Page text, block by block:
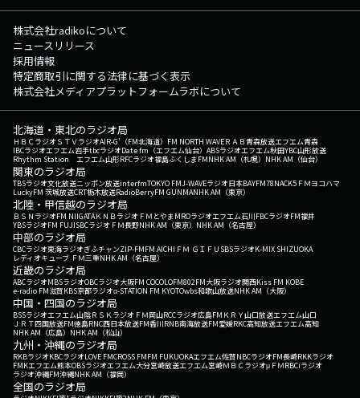
株式会社radikoについて
ニュースリリース
採用情報
特定商取引に関する法律に基づく表示
株式会社メディアプラットフォームラボについて
北海道・東北のラジオ局
ＨＢＣラジオＳＴＶラジオAIR-G'（FM北海道） FM NORTH WAVEＲＡＢ青森放送エフエム青森
IBCラジオエフエム岩手tbcラジオDate fm（エフエム仙台） ABSラジオエフエム秋田YBC山形放送
Rhythm Station エフエム山形RFCラジオ福島ふくしまFMNHK AM（札幌） NHK AM（仙台）
関東のラジオ局
TBSラジオ文化放送ニッポン放送interfmTOKYO FMJ-WAVEラジオ日本BAYFM78NACK5 ＦＭヨコハマ
LuckyFM 茨城放送CRT栃木放送RadioBerryFM GUNMANHK AM（東京）
北陸・甲信越のラジオ局
ＢＳＮラジオFM NIIGATAＫＮＢラジオ ＦＭとやまMROラジオエフエム石川FBCラジオFM福井
YBSラジオFM FUJISBCラジオ ＦＭ長野NHK AM（東京） NHK AM（名古屋）
中部のラジオ局
CBCラジオ東海ラジオぎふチャンZIP-FMFM AICHI ＦＭ ＧＩＦＵ SBSラジオK-MIX SHIZUOKA
レディオキューブ ＦＭ三重NHK AM（名古屋）
近畿のラジオ局
ABCラジオMBSラジオOBCラジオ大阪FM COCOLOFM802FM大阪ラジオ関西Kiss FM KOBE
e-radio FM滋賀KBS京都ラジオα-STATION FM KYOTOwbs和歌山放送NHK AM（大阪）
中国・四国のラジオ局
BSSラジオエフエム山陰ＲＳＫラジオ ＦＭ岡山RCCラジオ広島FM ＫＲＹ山口放送エフエム山口
ＪＲＴ四国放送FM徳島RNC西日本放送FM香川RNB南海放送FM愛媛RKC高知放送エフエム高知
NHK AM（広島） NHK AM（松山）
九州・沖縄のラジオ局
RKBラジオKBCラジオLOVE FMCROSS FMFM FUKUOKAエフエム佐賀NBCラジオFM長崎RKKラジオ
FMKエフエム熊本OBSラジオエフエム大分宮崎放送エフエム宮崎ＭＢＣラジオμＦＭRBCiラジオ
ラジオ沖縄FM沖縄NHK AM（福岡）
全国のラジオ局